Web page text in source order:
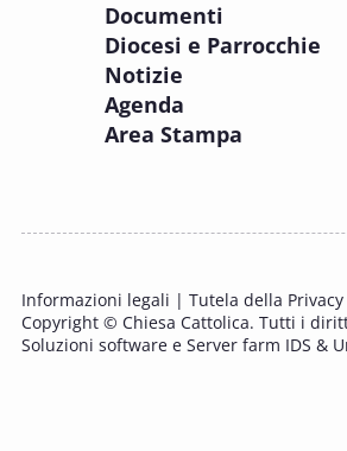
8 OTTOBRE 2025
Corso FC32.5 - Introduzione
pastorale della salute
PASTORALE DELLA SALUTE
l'Honore
11 OTTOBRE 2025 - 12 OTTOBRE 2025
Tavolo di studio Custodia del
Documenti
Diocesi e Parrocchie
Notizie
Agenda
Area Stampa
Informazioni legali | Tutela della Privacy
Copyright © Chiesa Cattolica. Tutti i
Soluzioni software e Server farm IDS &